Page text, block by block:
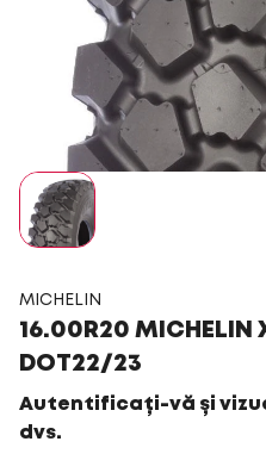
MICHELIN
16.00R20 MICHELIN
DOT22/23
Autentificați-vă și
dvs.